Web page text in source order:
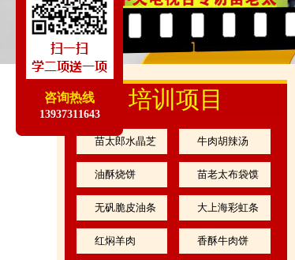
培训项目
苗太郎水晶芝
麻凉皮
牛肉胡辣汤
油酥烧饼 苗老太布袋馍
无矾脆皮油条 大上海彩虹条
红焖羊肉 香酥牛肉饼
咨询热线
13937311643